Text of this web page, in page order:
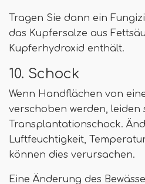
Tragen Sie dann ein
das Kupfersalze aus
Kupferhydroxid enthält.
10. Schock
Wenn Handflächen von
verschoben werden, leiden
Transplantationschock.
Luftfeuchtigkeit,
können dies verursachen.
Eine Änderung des